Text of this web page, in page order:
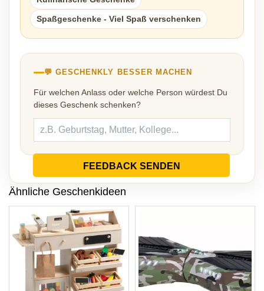
Spaßgeschenke - Viel Spaß verschenken
💬 GESCHENKLY BESSER MACHEN
Für welchen Anlass oder welche Person würdest Du
dieses Geschenk schenken?
FEEDBACK SENDEN
Ähnliche Geschenkideen